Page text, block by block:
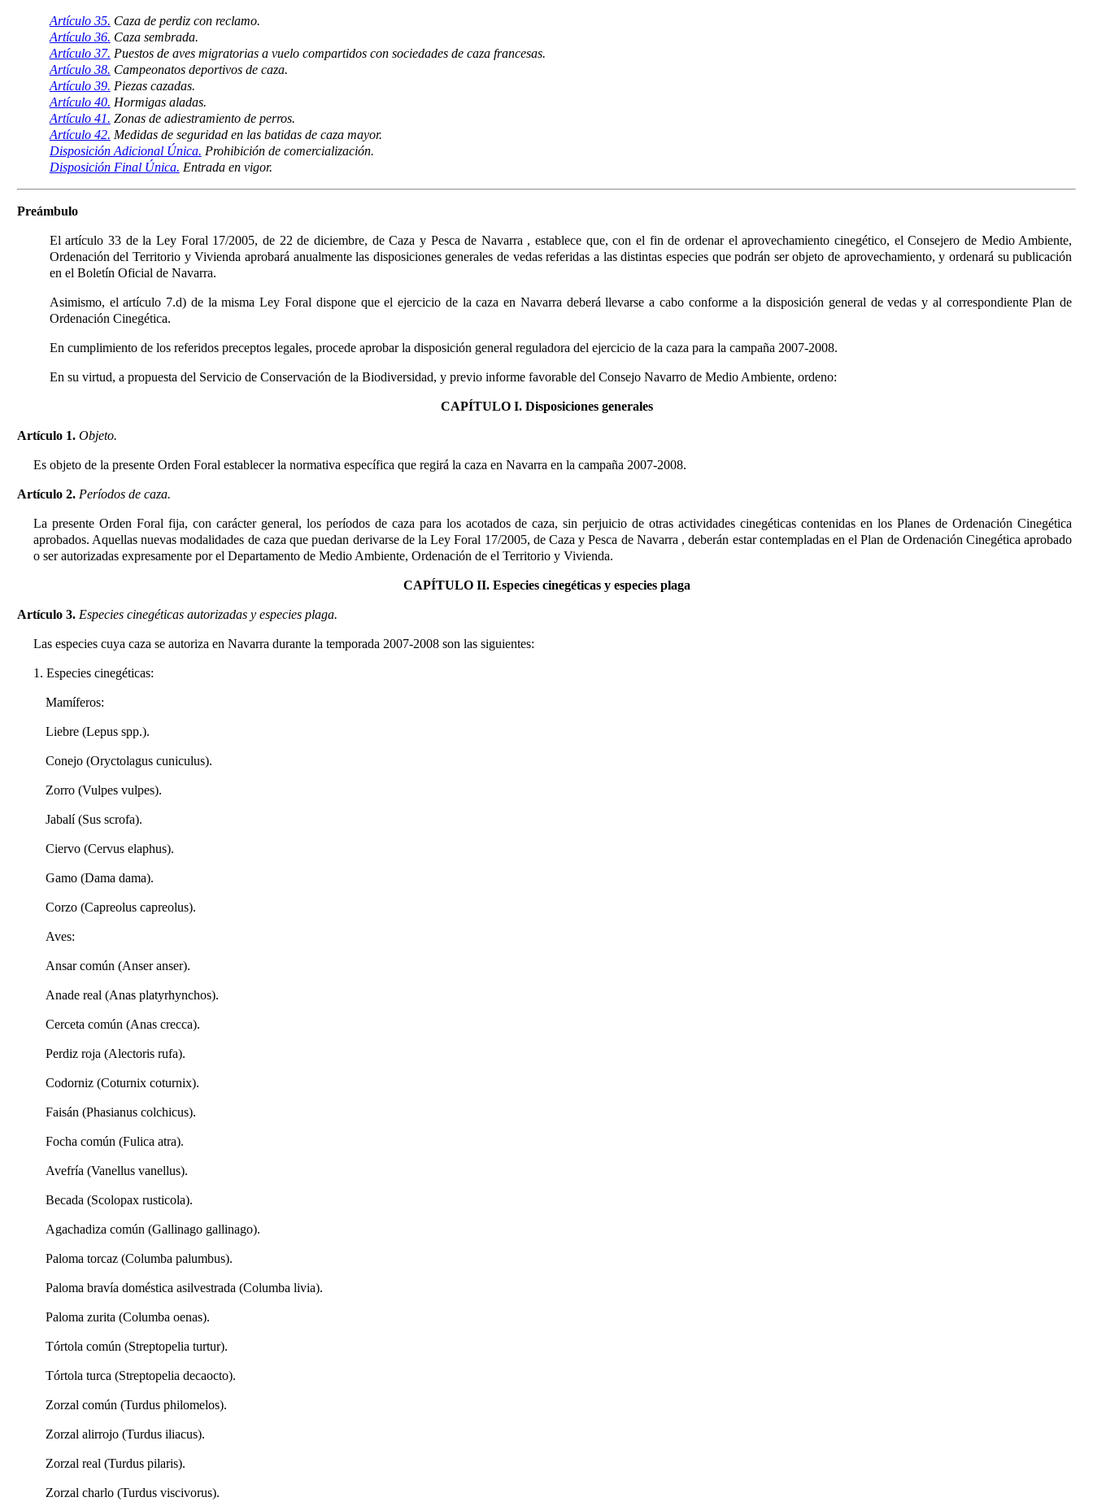
Artículo 35. Caza de perdiz con reclamo.
Artículo 36. Caza sembrada.
Artículo 37. Puestos de aves migratorias a vuelo compartidos con sociedades de caza francesas.
Artículo 38. Campeonatos deportivos de caza.
Artículo 39. Piezas cazadas.
Artículo 40. Hormigas aladas.
Artículo 41. Zonas de adiestramiento de perros.
Artículo 42. Medidas de seguridad en las batidas de caza mayor.
Disposición Adicional Única. Prohibición de comercialización.
Disposición Final Única. Entrada en vigor.
Preámbulo
El artículo 33 de la Ley Foral 17/2005, de 22 de diciembre, de Caza y Pesca de Navarra , establece que, con el fin de ordenar el aprovechamiento cinegético, el Consejero de Medio Ambiente,
Ordenación del Territorio y Vivienda aprobará anualmente las disposiciones generales de vedas referidas a las distintas especies que podrán ser objeto de aprovechamiento, y ordenará su publicación
en el Boletín Oficial de Navarra.
Asimismo, el artículo 7.d) de la misma Ley Foral dispone que el ejercicio de la caza en Navarra deberá llevarse a cabo conforme a la disposición general de vedas y al correspondiente Plan de
Ordenación Cinegética.
En cumplimiento de los referidos preceptos legales, procede aprobar la disposición general reguladora del ejercicio de la caza para la campaña 2007-2008.
En su virtud, a propuesta del Servicio de Conservación de la Biodiversidad, y previo informe favorable del Consejo Navarro de Medio Ambiente, ordeno:
CAPÍTULO I. Disposiciones generales
Artículo 1. Objeto.
Es objeto de la presente Orden Foral establecer la normativa específica que regirá la caza en Navarra en la campaña 2007-2008.
Artículo 2. Períodos de caza.
La presente Orden Foral fija, con carácter general, los períodos de caza para los acotados de caza, sin perjuicio de otras actividades cinegéticas contenidas en los Planes de Ordenación Cinegética
aprobados. Aquellas nuevas modalidades de caza que puedan derivarse de la Ley Foral 17/2005, de Caza y Pesca de Navarra , deberán estar contempladas en el Plan de Ordenación Cinegética aprobado
o ser autorizadas expresamente por el Departamento de Medio Ambiente, Ordenación de el Territorio y Vivienda.
CAPÍTULO II. Especies cinegéticas y especies plaga
Artículo 3. Especies cinegéticas autorizadas y especies plaga.
Las especies cuya caza se autoriza en Navarra durante la temporada 2007-2008 son las siguientes:
1. Especies cinegéticas:
Mamíferos:
Liebre (Lepus spp.).
Conejo (Oryctolagus cuniculus).
Zorro (Vulpes vulpes).
Jabalí (Sus scrofa).
Ciervo (Cervus elaphus).
Gamo (Dama dama).
Corzo (Capreolus capreolus).
Aves:
Ansar común (Anser anser).
Anade real (Anas platyrhynchos).
Cerceta común (Anas crecca).
Perdiz roja (Alectoris rufa).
Codorniz (Coturnix coturnix).
Faisán (Phasianus colchicus).
Focha común (Fulica atra).
Avefría (Vanellus vanellus).
Becada (Scolopax rusticola).
Agachadiza común (Gallinago gallinago).
Paloma torcaz (Columba palumbus).
Paloma bravía doméstica asilvestrada (Columba livia).
Paloma zurita (Columba oenas).
Tórtola común (Streptopelia turtur).
Tórtola turca (Streptopelia decaocto).
Zorzal común (Turdus philomelos).
Zorzal alirrojo (Turdus iliacus).
Zorzal real (Turdus pilaris).
Zorzal charlo (Turdus viscivorus).